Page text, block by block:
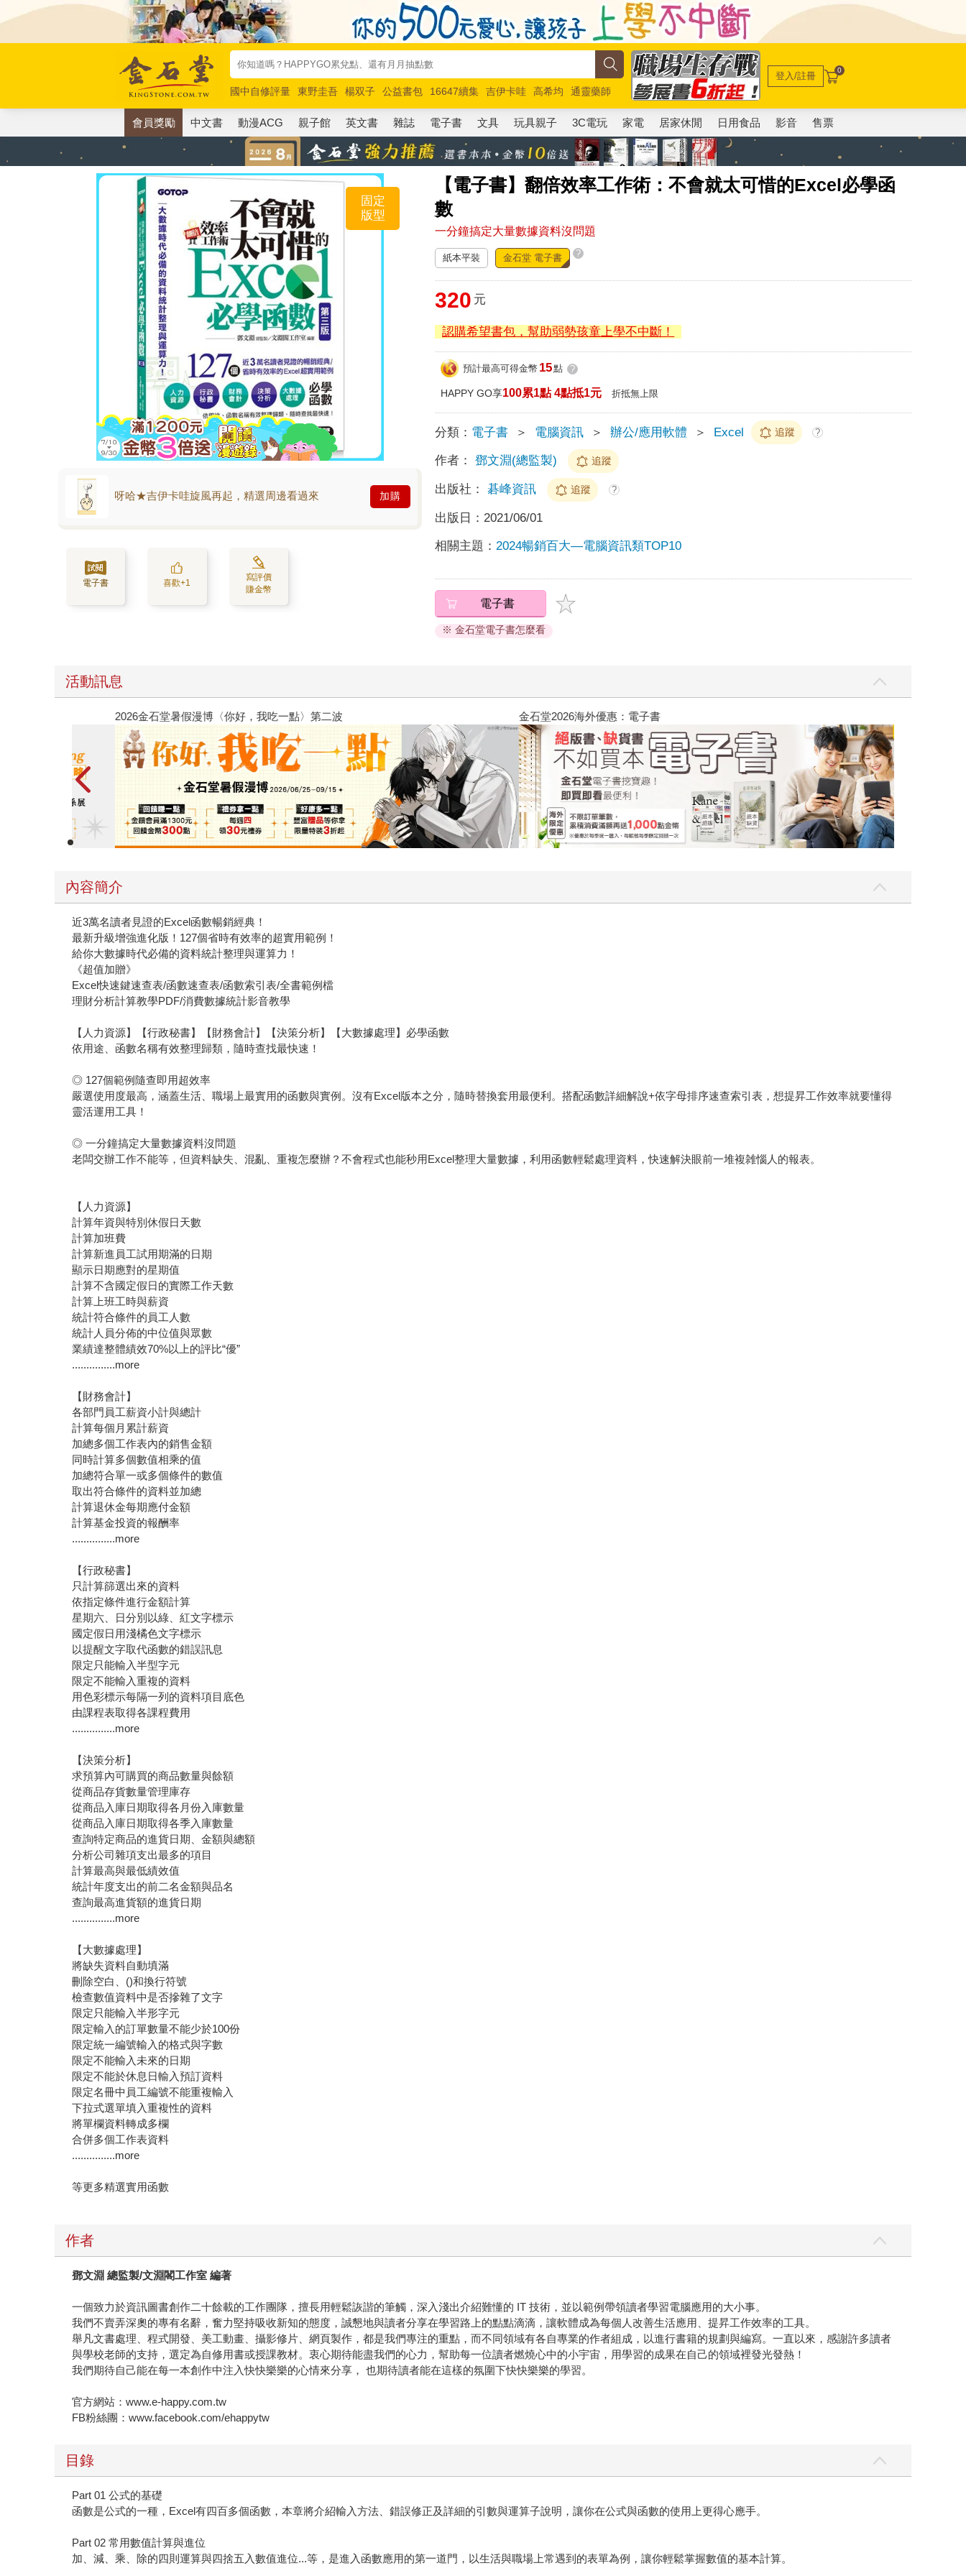
國中自修評量 東野圭吾 楊双子 公益書包 16647續集 吉伊卡哇 高希均
通靈藥師
唯紅花綻放
奧德賽 路邊攤新作 馬斯克 玩具總動員5 超慢跑
登入/註冊 0
會員獎勵 中文書 動漫ACG 親子館 英文書 雜誌 電子書 文具 玩具親子 3C電玩 家電 居家休閒 日用食品 影音 售票
【電子書】翻倍效率工作術：不會就太可惜的Excel必學函
數
一分鐘搞定大量數據資料沒問題
固定
版型
呀哈★吉伊卡哇旋風再起，精選周邊看過來 加購
電子書 喜歡+1
寫評價
賺金幣
紙本平裝 金石堂 電子書 ?
320 元
認購希望書包，幫助弱勢孩童上學不中斷！
預計最高可得金幣 15點 ?
HAPPY GO享100累1點 4點抵1元 折抵無上限
分類： 電子書 ＞ 電腦資訊 ＞ 辦公/應用軟體 ＞ Excel 追蹤 ?
作者： 鄧文淵(總監製) 追蹤
出版社： 碁峰資訊 追蹤 ?
出版日： 2021/06/01
相關主題： 2024暢銷百大—電腦資訊類TOP10
電子書
※ 金石堂電子書怎麼看
活動訊息
春光ｘ奇幻基地｜全書系展 2026金石堂暑假漫博〈你好，我吃一點〉第二波
內容簡介
近3萬名讀者見證的Excel函數暢銷經典！
最新升級增強進化版！127個省時有效率的超實用範例！
給你大數據時代必備的資料統計整理與運算力！
《超值加贈》
Excel快速鍵速查表/函數速查表/函數索引表/全書範例檔
理財分析計算教學PDF/消費數據統計影音教學
【人力資源】【行政秘書】【財務會計】【決策分析】【大數據處理】必學函數
依用途、函數名稱有效整理歸類，隨時查找最快速！
◎ 127個範例隨查即用超效率
嚴選使用度最高，涵蓋生活、職場上最實用的函數與實例。沒有Excel版本之分，隨時替換套用最便利。搭配函數詳細解說+依字母排序速查索引表，想提昇工作效率就要懂得
靈活運用工具！
◎ 一分鐘搞定大量數據資料沒問題
老闆交辦工作不能等，但資料缺失、混亂、重複怎麼辦？不會程式也能秒用Excel整理大量數據，利用函數輕鬆處理資料，快速解決眼前一堆複雑惱人的報表。
【人力資源】
計算年資與特別休假日天數
計算加班費
計算新進員工試用期滿的日期
顯示日期應對的星期值
計算不含國定假日的實際工作天數
計算上班工時與薪資
統計符合條件的員工人數
統計人員分佈的中位值與眾數
業績達整體績效70%以上的評比“優”
...............more
【財務會計】
各部門員工薪資小計與總計
計算每個月累計薪資
加總多個工作表內的銷售金額
同時計算多個數值相乘的值
加總符合單一或多個條件的數值
取出符合條件的資料並加總
計算退休金每期應付金額
計算基金投資的報酬率
...............more
【行政秘書】
只計算篩選出來的資料
依指定條件進行金額計算
星期六、日分別以綠、紅文字標示
國定假日用淺橘色文字標示
以提醒文字取代函數的錯誤訊息
限定只能輸入半型字元
限定不能輸入重複的資料
用色彩標示每隔一列的資料項目底色
由課程表取得各課程費用
...............more
【決策分析】
求預算內可購買的商品數量與餘額
從商品存貨數量管理庫存
從商品入庫日期取得各月份入庫數量
從商品入庫日期取得各季入庫數量
查詢特定商品的進貨日期、金額與總額
分析公司雜項支出最多的項目
計算最高與最低績效值
統計年度支出的前二名金額與品名
查詢最高進貨額的進貨日期
...............more
【大數據處理】
將缺失資料自動填滿
刪除空白、()和換行符號
檢查數值資料中是否摻雜了文字
限定只能輸入半形字元
限定輸入的訂單數量不能少於100份
限定統一編號輸入的格式與字數
限定不能輸入未來的日期
限定不能於休息日輸入預訂資料
限定名冊中員工編號不能重複輸入
下拉式選單填入重複性的資料
將單欄資料轉成多欄
合併多個工作表資料
...............more
等更多精選實用函數
作者
鄧文淵 總監製/文淵閣工作室 編著
一個致力於資訊圖書創作二十餘載的工作團隊，擅長用輕鬆詼諧的筆觸，深入淺出介紹難懂的 IT 技術，並以範例帶領讀者學習電腦應用的大小事。
我們不賣弄深奧的專有名辭，奮力堅持吸收新知的態度，誠懇地與讀者分享在學習路上的點點滴滴，讓軟體成為每個人改善生活應用、提昇工作效率的工具。
舉凡文書處理、程式開發、美工動畫、攝影修片、網頁製作，都是我們專注的重點，而不同領域有各自專業的作者組成，以進行書籍的規劃與編寫。一直以來，感謝許多讀者
與學校老師的支持，選定為自修用書或授課教材。衷心期待能盡我們的心力，幫助每一位讀者燃燒心中的小宇宙，用學習的成果在自己的領域裡發光發熱！
我們期待自己能在每一本創作中注入快快樂樂的心情來分享， 也期待讀者能在這樣的氛圍下快快樂樂的學習。
官方網站：www.e-happy.com.tw
FB粉絲團：www.facebook.com/ehappytw
目錄
Part 01 公式的基礎
函數是公式的一種，Excel有四百多個函數，本章將介紹輸入方法、錯誤修正及詳細的引數與運算子說明，讓你在公式與函數的使用上更得心應手。
Part 02 常用數值計算與進位
加、減、乘、除的四則運算與四捨五入數值進位...等，是進入函數應用的第一道門，以生活與職場上常遇到的表單為例，讓你輕鬆掌握數值的基本計算。